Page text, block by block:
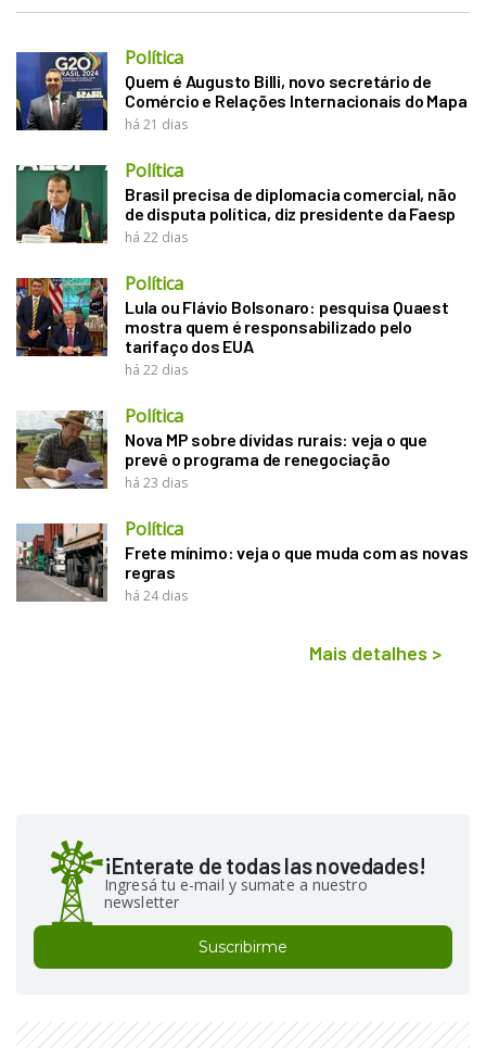
Política
Quem é Augusto Billi, novo secretário de
Comércio e Relações Internacionais do Mapa
há 21 dias
Política
Brasil precisa de diplomacia comercial, não
de disputa política, diz presidente da Faesp
há 22 dias
Política
Lula ou Flávio Bolsonaro: pesquisa Quaest
mostra quem é responsabilizado pelo
tarifaço dos EUA
há 22 dias
Política
Nova MP sobre dívidas rurais: veja o que
prevê o programa de renegociação
há 23 dias
Política
Frete mínimo: veja o que muda com as novas
regras
há 24 dias
Mais detalhes >
¡Enterate de todas las novedades!
Ingresá tu e-mail y sumate a nuestro
newsletter
Suscribirme